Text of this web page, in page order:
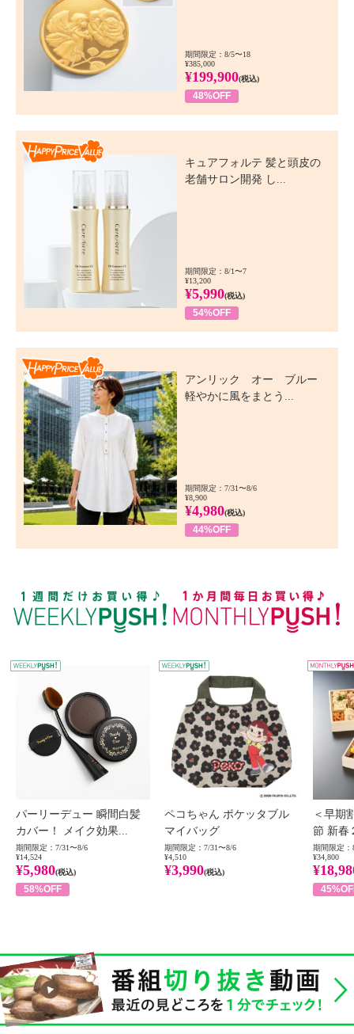
期間限定：8/5〜18
¥385,000
¥199,900(税込)
48%OFF
キュアフォルテ 髪と頭皮の
老舗サロン開発 し...
期間限定：8/1〜7
¥13,200
¥5,990(税込)
54%OFF
アンリック オー ブルー
軽やかに風をまとう...
期間限定：7/31〜8/6
¥8,900
¥4,980(税込)
44%OFF
WEEKLY PUSH
パーリーデュー 瞬間白髪
カバー！ メイク効果...
期間限定：7/31〜8/6
¥14,524
¥5,980(税込)
58%OFF
ペコちゃん ポケッタブル
マイバッグ
期間限定：7/31〜8/6
¥4,510
¥3,990(税込)
＜早期
節 新春
期間限定：
¥34,800